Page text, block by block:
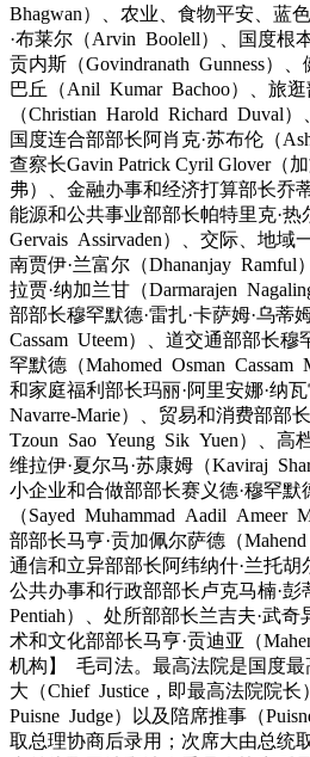
Bhagwan）、农业、食物平安、蓝
·布莱尔（Arvin Boolell）、国度根
贡内斯（Govindranath Gunness）
巴丘（Anil Kumar Bachoo）、旅
（Christian Harold Richard Duval
国度连合部部长阿肖克·苏布伦（
查察长Gavin Patrick Cyril Glover（
弗）、金融办事和经济打算部长乔蒂
能源和公共事业部部长帕特里克·热
Gervais Assirvaden）、交际、地域
南贾伊·兰富尔（Dhananjay Ramful
拉贾·纳加兰甘（Darmarajen
部部长穆罕默德·雷扎·卡萨姆·乌蒂
Cassam Uteem）、道交通部部长穆
罕默德（Mahomed Osman
和家庭福利部长玛丽·阿里安娜·纳
Navarre-Marie）、贸易和消费部部
Tzoun Sao Yeung Sik Yuen）、高
维拉伊·夏尔马·苏康姆（Kaviraj
小企业和合做部部长赛义德·穆罕默
（Sayed Muhammad Aadil Ameer
部部长马亨·贡加佩尔萨德（Mahend
通信和立异部部长阿纬纳什·兰托胡
公共办事和行政部部长卢克马楠·彭
Pentiah）、处所部部长兰吉夫·武
术和文化部部长马亨·贡迪亚（
机构】 毛司法。最高法院是国度
大（Chief Justice，即最高法院院长
Puisne Judge）以及陪席推事（
取总理协商后录用；次席大由总统